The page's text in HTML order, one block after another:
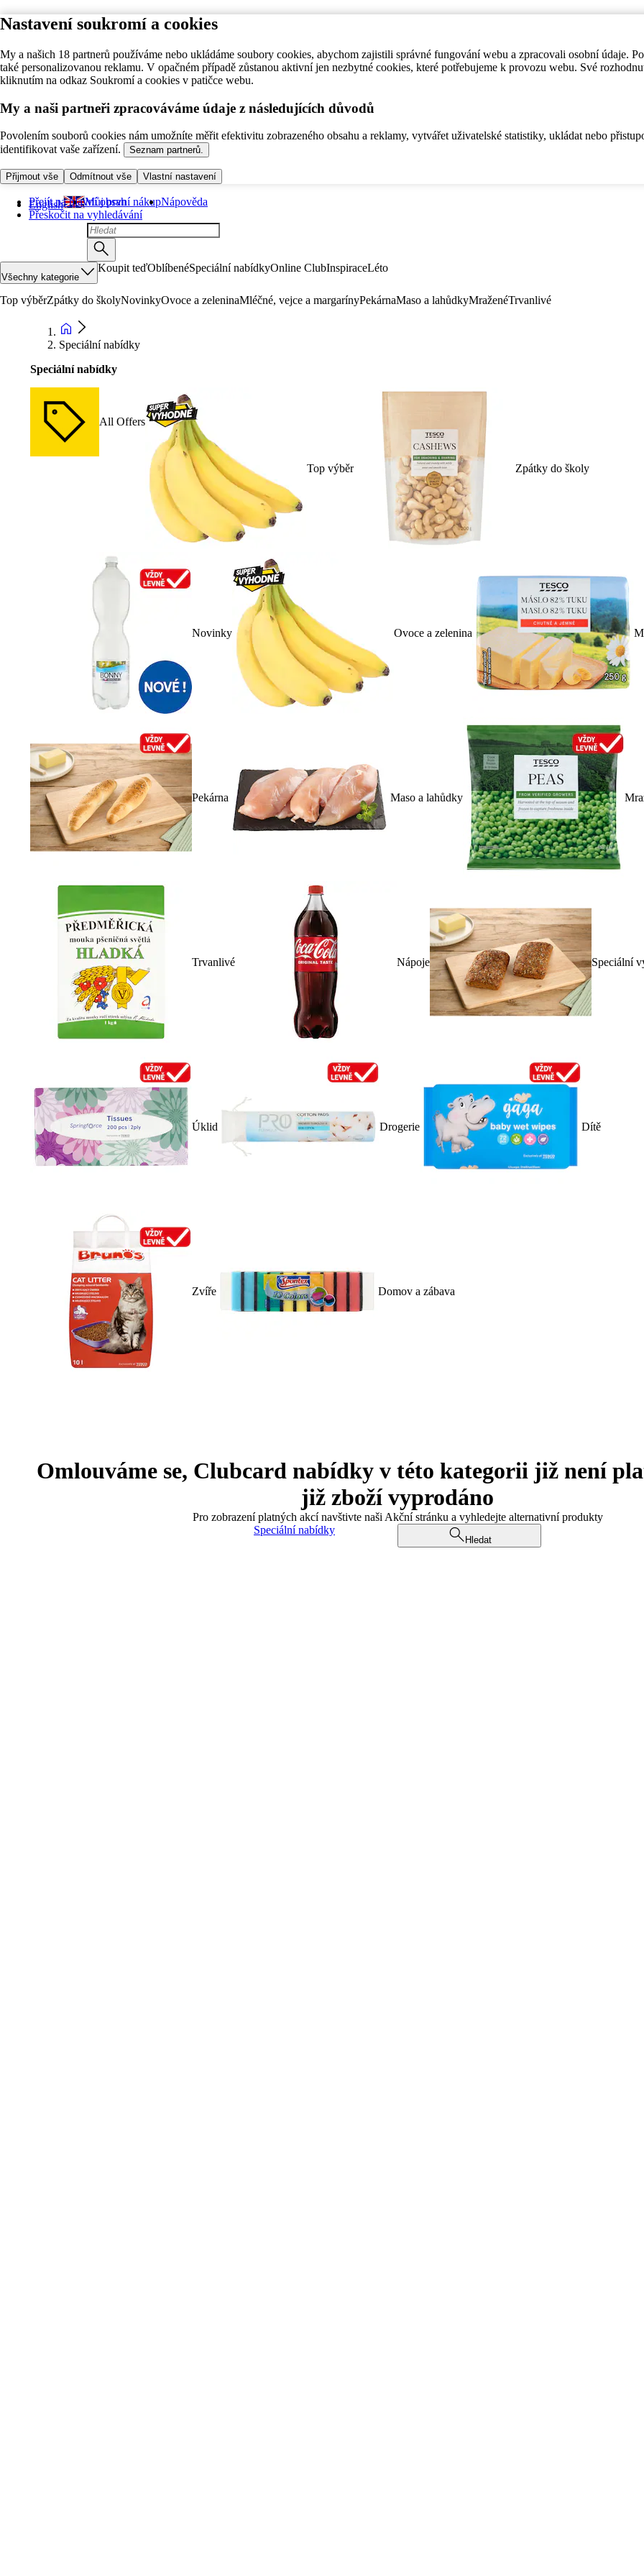
Nastavení soukromí a cookies
My a našich 18 partnerů používáme nebo ukládáme soubory cookies, abychom zajistili správné fungování webu a zpracovali osobní údaje.
také personalizovanou reklamu. V opačném případě zůstanou aktivní jen nezbytné cookies, které potřebujeme k provozu webu. Své
kliknutím na odkaz Soukromí a cookies v patičce webu.
My a naši partneři zpracováváme údaje z následujících důvodů
Povolením souborů cookies nám umožníte měřit efektivitu zobrazeného obsahu a reklamy, vytvářet uživatelské statistiky, ukládat nebo
identifikovat vaše zařízení.
Seznam partnerů.
Přijmout vše Odmítnout vše Vlastní nastavení
Přejít na hlavní obsah
Přeskočit na vyhledávání
English Můj první nákupNápověda
Všechny kategorie
Koupit teďOblíbenéSpeciální nabídkyOnline ClubInspiraceLéto
Top výběrZpátky do školyNovinkyOvoce a zeleninaMléčné, vejce a margarínyPekárnaMaso a lahůdkyMraženéTrvanlivé
Speciální nabídky
Speciální nabídky
All Offers
Top výběr Zpátky do školy
Novinky Ovoce a zelenina
Pekárna Maso a lahůdky
Trvanlivé Nápoje Speciální
Úklid Drogerie Dítě
Zvíře Domov a zábava
Omlouváme se, Clubcard nabídky v této kategorii již není
již zboží vyprodáno
Pro zobrazení platných akcí navštivte naši Akční stránku a vyhledejte alternativní produkty
Speciální nabídky
Hledat